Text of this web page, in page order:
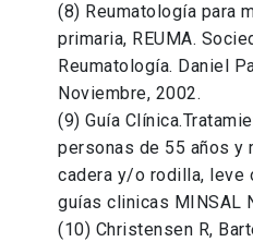
(8) Reumatología para
primaria, REUMA.
Reumatología. Daniel
Noviembre, 2002.
(9) Guía
personas de 55 años y
cadera y/o rodilla, leve
guías clinicas MINSAL
(10) Christensen R,